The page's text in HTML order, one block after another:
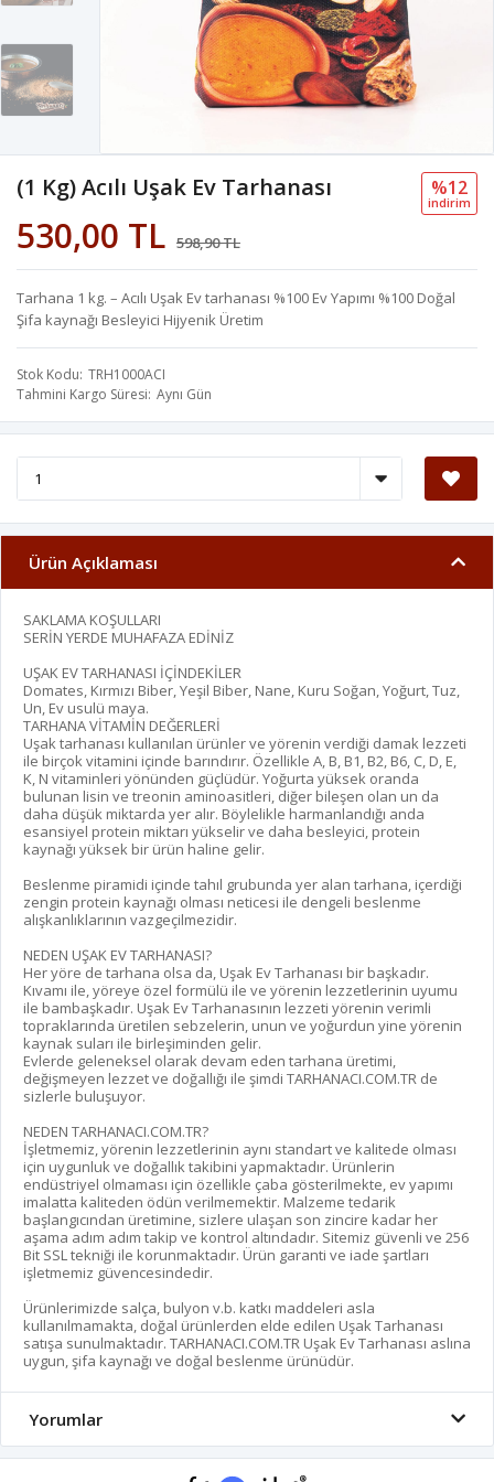
(1 Kg) Acılı Uşak Ev Tarhanası
530,00 TL 598,90 TL
%12
i̇ndi̇ri̇m
Tarhana 1 kg. – Acılı Uşak Ev tarhanası %100 Ev Yapımı %100 Doğal
Şifa kaynağı Besleyici Hijyenik Üretim
Stok Kodu TRH1000ACI
Tahmini Kargo Süresi Aynı Gün
Ürün Açıklaması
SAKLAMA KOŞULLARI
SERİN YERDE MUHAFAZA EDİNİZ
UŞAK EV TARHANASI İÇİNDEKİLER
Domates, Kırmızı Biber, Yeşil Biber, Nane, Kuru Soğan, Yoğurt, Tuz,
Un, Ev usulü maya.
TARHANA VİTAMİN DEĞERLERİ
Uşak tarhanası kullanılan ürünler ve yörenin verdiği damak lezzeti
ile birçok vitamini içinde barındırır. Özellikle A, B, B1, B2, B6, C, D, E,
K, N vitaminleri yönünden güçlüdür. Yoğurta yüksek oranda
bulunan lisin ve treonin aminoasitleri, diğer bileşen olan un da
daha düşük miktarda yer alır. Böylelikle harmanlandığı anda
esansiyel protein miktarı yükselir ve daha besleyici, protein
kaynağı yüksek bir ürün haline gelir.
Beslenme piramidi içinde tahıl grubunda yer alan tarhana, içerdiği
zengin protein kaynağı olması neticesi ile dengeli beslenme
alışkanlıklarının vazgeçilmezidir.
NEDEN UŞAK EV TARHANASI?
Her yöre de tarhana olsa da, Uşak Ev Tarhanası bir başkadır.
Kıvamı ile, yöreye özel formülü ile ve yörenin lezzetlerinin uyumu
ile bambaşkadır. Uşak Ev Tarhanasının lezzeti yörenin verimli
topraklarında üretilen sebzelerin, unun ve yoğurdun yine yörenin
kaynak suları ile birleşiminden gelir.
Evlerde geleneksel olarak devam eden tarhana üretimi,
değişmeyen lezzet ve doğallığı ile şimdi TARHANACI.COM.TR de
sizlerle buluşuyor.
NEDEN TARHANACI.COM.TR?
İşletmemiz, yörenin lezzetlerinin aynı standart ve kalitede olması
için uygunluk ve doğallık takibini yapmaktadır. Ürünlerin
endüstriyel olmaması için özellikle çaba gösterilmekte, ev yapımı
imalatta kaliteden ödün verilmemektir. Malzeme tedarik
başlangıcından üretimine, sizlere ulaşan son zincire kadar her
aşama adım adım takip ve kontrol altındadır. Sitemiz güvenli ve 256
Bit SSL tekniği ile korunmaktadır. Ürün garanti ve iade şartları
işletmemiz güvencesindedir.
Ürünlerimizde salça, bulyon v.b. katkı maddeleri asla
kullanılmamakta, doğal ürünlerden elde edilen Uşak Tarhanası
satışa sunulmaktadır. TARHANACI.COM.TR Uşak Ev Tarhanası aslına
uygun, şifa kaynağı ve doğal beslenme ürünüdür.
Yorumlar